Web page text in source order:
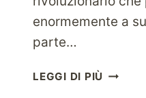
enormemente a
parte…
LEGGI DI PIÙ FAI